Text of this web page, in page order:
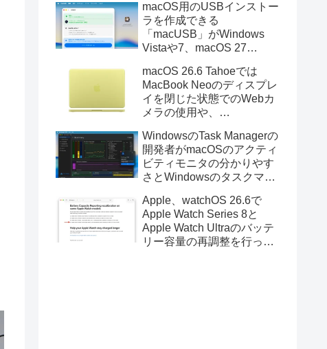
力アプリ「Nospace」がリ
リース。
macOS用のUSBインストー
ラを作成できる
「macUSB」がWindows
Vistaや7、macOS 27
トーラの作成に対応。
macOS 26.6 Tahoeでは
MacBook Neoのディスプレ
イを閉じた状態でのWebカ
メラの使用や、
利用しMacBook Neoを復元
する際の安定性が向上。
WindowsのTask Managerの
開発者がmacOSのアクティ
ビティモニタの分かりやす
さとWindowsのタスクマネ
Mac用システムモニタアプ
リ「Task Manager TMOG」
のBeta版を公開。
Apple、watchOS 26.6で
Apple Watch Series 8と
Apple Watch Ultraのバッテ
リー容量の再調整を行った